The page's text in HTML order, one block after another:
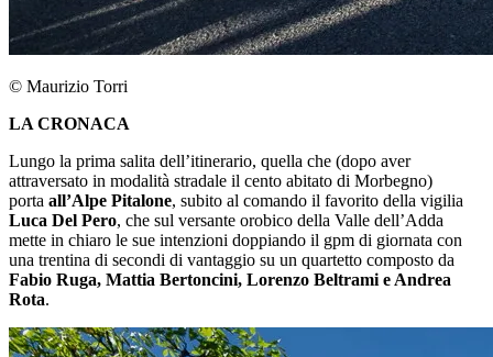
© Maurizio Torri
LA CRONACA
Lungo la prima salita dell’itinerario, quella che (dopo aver
attraversato in modalità stradale il cento abitato di Morbegno)
porta all’Alpe Pitalone, subito al comando il favorito della vigilia
Luca Del Pero, che sul versante orobico della Valle dell’Adda
mette in chiaro le sue intenzioni doppiando il gpm di giornata con
una trentina di secondi di vantaggio su un quartetto composto da
Fabio Ruga, Mattia Bertoncini, Lorenzo Beltrami e Andrea
Rota.